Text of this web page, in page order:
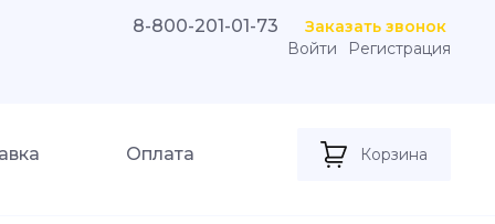
8-800-201-01-73
Заказать звонок
Войти
Регистрация
Оплата Корзина